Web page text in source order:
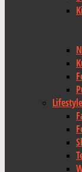
Lifestyle